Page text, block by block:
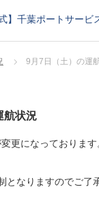
】千葉ポートサービ
9月7日（土）の運
航状況
更になっております
となりますのでご了